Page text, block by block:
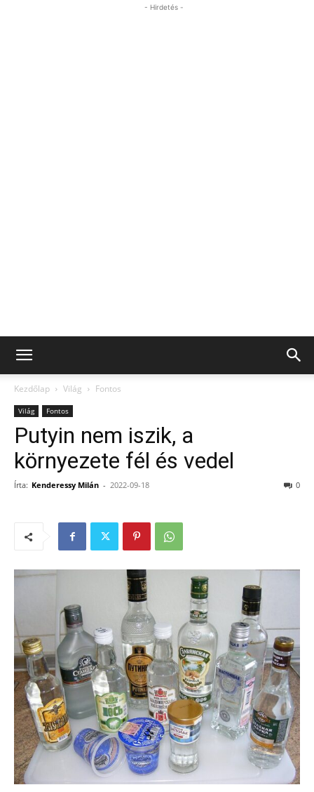
- Hirdetés -
Kezdőlap Világ Fontos
Világ Fontos
Putyin nem iszik, a
környezete fél és vedel
Írta: Kenderessy Milán - 2022-09-18 0